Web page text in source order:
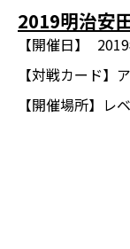
2019明治安
【開催日】
【対戦カード】
【開催場所】 レ